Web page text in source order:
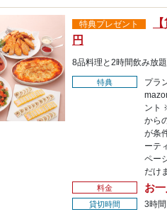
特典プレゼント
円
8品料理と2時間飲み放
特典
プラ
ント
から
が条
ーテ
ペー
だけ
料金 お
貸切時間 3時間